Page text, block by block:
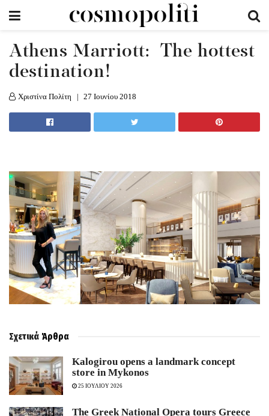
Athens Marriott: The hottest
destination!
Χριστίνα Πολίτη 27 Ιουνίου 2018
Σχετικά Άρθρα
Kalogirou opens a landmark concept
store in Mykonos
25 ΙΟΥΛΙΟΥ 2026
The Greek National Opera tours Greece